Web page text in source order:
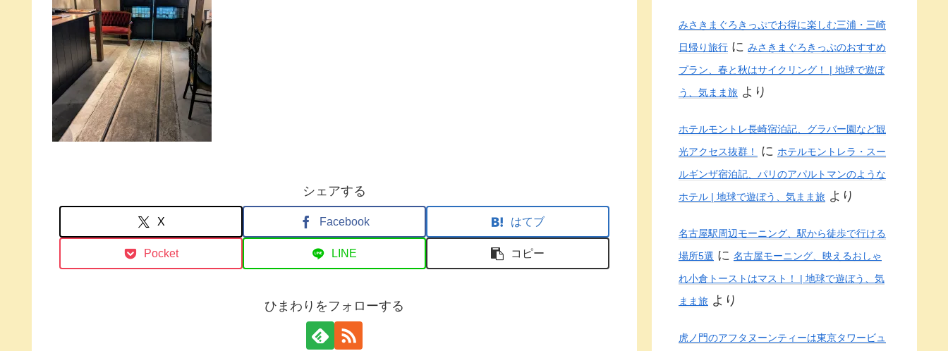
シェアする
X Facebook はてブ
Pocket LINE コピー
ひまわりをフォローする
みさきまぐろきっぷでお得に楽しむ三浦・三崎
日帰り旅行 に みさきまぐろきっぷのおすすめ
プラン、春と秋はサイクリング！ | 地球で遊ぼ
う、気まま旅 より
ホテルモントレ長崎宿泊記、グラバー園など観
光アクセス抜群！
に ホテルモントレラ・スー
ルギンザ宿泊記、パリのアパルトマンのような
ホテル | 地球で遊ぼう、気まま旅 より
名古屋駅周辺モーニング、駅から徒歩で行ける
場所5選 に 名古屋モーニング、映えるおしゃ
れ小倉トーストはマスト！ | 地球で遊ぼう、気
まま旅 より
虎ノ門のアフタヌーンティーは東京タワービュ